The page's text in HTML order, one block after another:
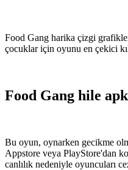
Food Gang harika çizgi
çocuklar için oyunu en çekici
Food Gang hile apk
Bu oyun, oynarken gecikme
Appstore veya PlayStore'dan
canlılık nedeniyle oyuncuları